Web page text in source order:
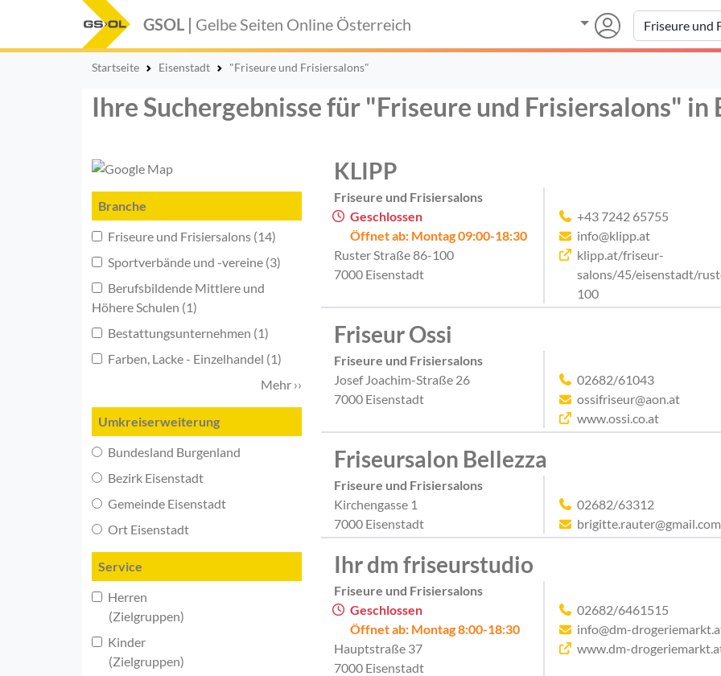
GSOL | Gelbe Seiten Online Österreich
Startseite Eisenstadt "Friseure und Frisiersalons"
Ihre Suchergebnisse für "Friseure und Frisiersalons" in
Branche
Friseure und Frisiersalons (14)
Sportverbände und -vereine (3)
Berufsbildende Mittlere und
Höhere Schulen (1)
Bestattungsunternehmen (1)
Farben, Lacke - Einzelhandel (1)
Mehr ››
Umkreiserweiterung
Bundesland Burgenland
Bezirk Eisenstadt
Gemeinde Eisenstadt
Ort Eisenstadt
Service
Herren
(Zielgruppen)
Kinder
(Zielgruppen)
KLIPP
Friseure und Frisiersalons
Geschlossen
Öffnet ab: Montag 09:00-18:30
Ruster Straße 86-100
7000 Eisenstadt
+43 7242 65755
info@klipp.at
klipp.at/friseur-
salons/45/eisenstadt/
100
Friseur Ossi
Friseure und Frisiersalons
Josef Joachim-Straße 26
7000 Eisenstadt
02682/61043
ossifriseur@aon.at
www.ossi.co.at
Friseursalon Bellezza
Friseure und Frisiersalons
Kirchengasse 1
7000 Eisenstadt
02682/63312
brigitte.rauter@gmail.com
Ihr dm friseurstudio
Friseure und Frisiersalons
Geschlossen
Öffnet ab: Montag 8:00-18:30
Hauptstraße 37
7000 Eisenstadt
02682/6461515
info@dm-
www.dm-